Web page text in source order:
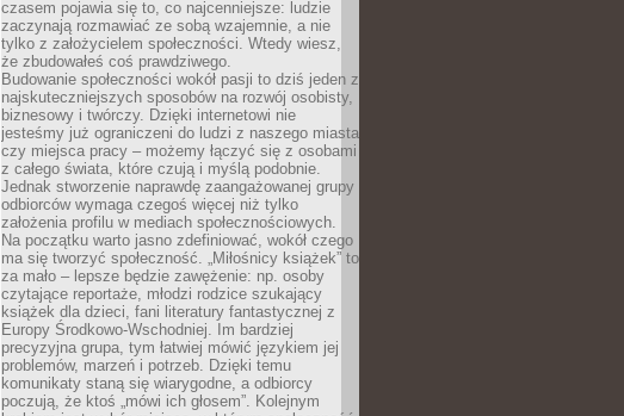
czasem pojawia się to, co najcenniejsze: ludzie
zaczynają rozmawiać ze sobą wzajemnie, a nie
tylko z założycielem społeczności. Wtedy wiesz,
że zbudowałeś coś prawdziwego.
Budowanie społeczności wokół pasji to dziś jeden z
najskuteczniejszych sposobów na rozwój osobisty,
biznesowy i twórczy. Dzięki internetowi nie
jesteśmy już ograniczeni do ludzi z naszego miasta
czy miejsca pracy – możemy łączyć się z osobami
z całego świata, które czują i myślą podobnie.
Jednak stworzenie naprawdę zaangażowanej grupy
odbiorców wymaga czegoś więcej niż tylko
założenia profilu w mediach społecznościowych.
Na początku warto jasno zdefiniować, wokół czego
ma się tworzyć społeczność. „Miłośnicy książek” to
za mało – lepsze będzie zawężenie: np. osoby
czytające reportaże, młodzi rodzice szukający
książek dla dzieci, fani literatury fantastycznej z
Europy Środkowo-Wschodniej. Im bardziej
precyzyjna grupa, tym łatwiej mówić językiem jej
problemów, marzeń i potrzeb. Dzięki temu
komunikaty staną się wiarygodne, a odbiorcy
poczują, że ktoś „mówi ich głosem”. Kolejnym